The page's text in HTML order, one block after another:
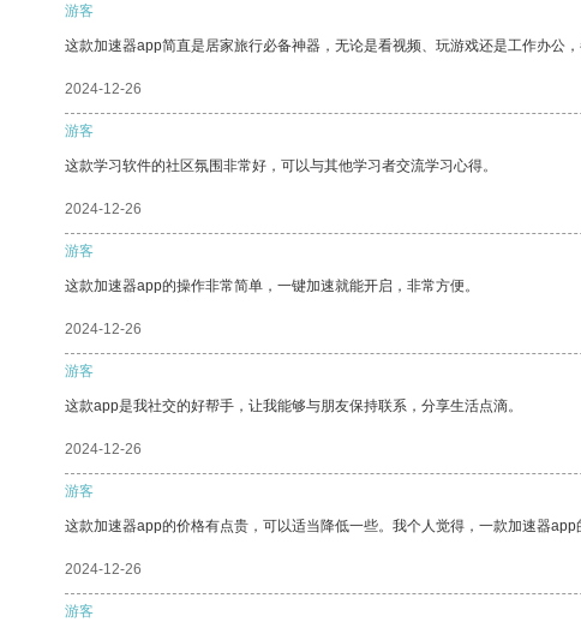
游客
这款加速器app简直是居家旅行必备神器，无论是看视频、玩游戏还是工作办公
2024-12-26
游客
这款学习软件的社区氛围非常好，可以与其他学习者交流学习心得。
2024-12-26
游客
这款加速器app的操作非常简单，一键加速就能开启，非常方便。
2024-12-26
游客
这款app是我社交的好帮手，让我能够与朋友保持联系，分享生活点滴。
2024-12-26
游客
这款加速器app的价格有点贵，可以适当降低一些。我个人觉得，一款加速器app
2024-12-26
游客